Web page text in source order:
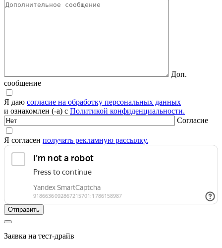
Доп.
сообщение
Я даю согласие на обработку персональных данных
и ознакомлен (-а) с Политикой конфиденциальности.
Согласие
Я согласен получать рекламную рассылку.
Заявка на тест-драйв